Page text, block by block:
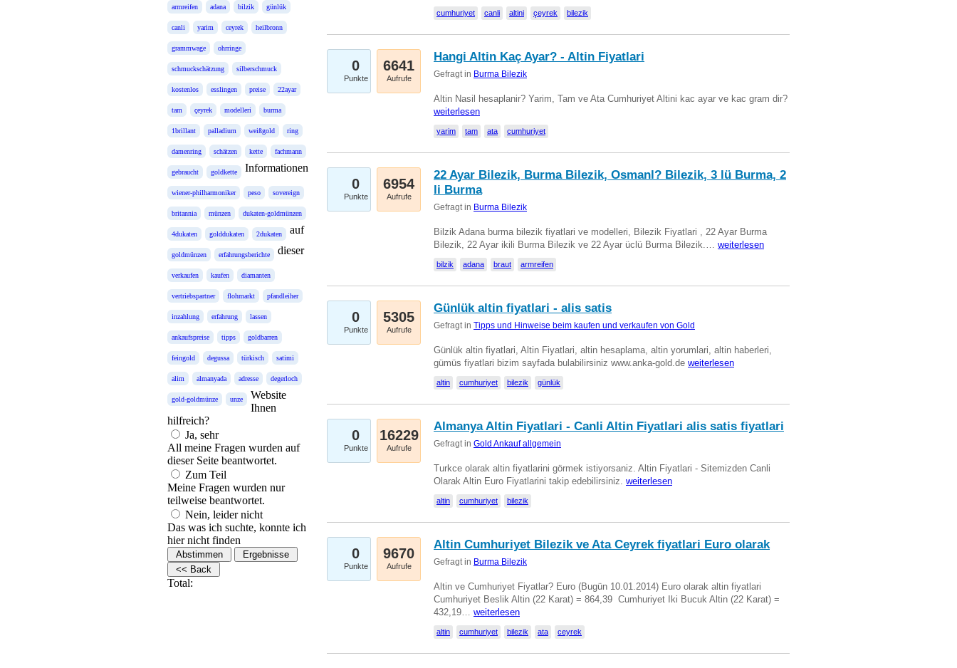
armreifen adana bilzik günlük
canli yarim ceyrek heilbronn
grammwage ohrringe
schmuckschätzung silberschmuck
kostenlos esslingen preise 22ayar
tam çeyrek modelleri burma
1brillant palladium weißgold ring
damenring schätzen kette fachmann
gebraucht goldkette
wiener-philharmoniker peso sovereign
britannia münzen dukaten-goldmünzen
4dukaten golddukaten 2dukaten
goldmünzen erfahrungsberichte
verkaufen kaufen diamanten
vertriebspartner flohmarkt pfandleiher
inzahlung erfahrung lassen
ankaufspreise tipps goldbarren
feingold degussa türkisch satimi
alim almanyada adresse degerloch
gold-goldmünze unze
Informationen
auf
dieser
Website
Ihnen
hilfreich?
Ja, sehr
All meine Fragen wurden auf
dieser Seite beantwortet.
Zum Teil
Meine Fragen wurden nur
teilweise beantwortet.
Nein, leider nicht
Das was ich suchte, konnte ich
hier nicht finden
Total:
cumhuriyet canli altini çeyrek bilezik
0
Punkte
6641
Aufrufe
Hangi Altin Kaç Ayar? - Altin Fiyatlari
Gefragt in Burma Bilezik
Altin Nasil hesaplanir? Yarim, Tam ve Ata Cumhuriyet Altini kac ayar ve kac gram dir?
weiterlesen
yarim tam ata cumhuriyet
0
Punkte
6954
Aufrufe
22 Ayar Bilezik, Burma Bilezik, Osmanl? Bilezik, 3 lü Burma, 2
li Burma
Gefragt in Burma Bilezik
Bilzik Adana burma bilezik fiyatlari ve modelleri, Bilezik Fiyatlari , 22 Ayar Burma
Bilezik, 22 Ayar ikili Burma Bilezik ve 22 Ayar üclü Burma Bilezik.… weiterlesen
bilzik adana braut armreifen
0
Punkte
5305
Aufrufe
Günlük altin fiyatlari - alis satis
Gefragt in Tipps und Hinweise beim kaufen und verkaufen von Gold
Günlük altin fiyatlari, Altin Fiyatlari, altin hesaplama, altin yorumlari, altin haberleri,
gümüs fiyatlari bizim sayfada bulabilirsiniz www.anka-gold.de weiterlesen
altin cumhuriyet bilezik günlük
0
Punkte
16229
Aufrufe
Almanya Altin Fiyatlari - Canli Altin Fiyatlari alis satis fiyatlari
Gefragt in Gold Ankauf allgemein
Turkce olarak altin fiyatlarini görmek istiyorsaniz. Altin Fiyatlari - Sitemizden Canli
Olarak Altin Euro Fiyatlarini takip edebilirsiniz. weiterlesen
altin cumhuriyet bilezik
0
Punkte
9670
Aufrufe
Altin Cumhuriyet Bilezik ve Ata Ceyrek fiyatlari Euro olarak
Gefragt in Burma Bilezik
Altin ve Cumhuriyet Fiyatlar? Euro (Bugün 10.01.2014) Euro olarak altin fiyatlari
Cumhuriyet Beslik Altin (22 Karat) = 864,39  Cumhuriyet Iki Bucuk Altin (22 Karat) =
432,19… weiterlesen
altin cumhuriyet bilezik ata ceyrek